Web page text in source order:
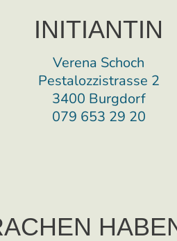
INITIANTIN
Verena Schoch
Pestalozzistrasse 2
3400 Burgdorf
079 653 29 20